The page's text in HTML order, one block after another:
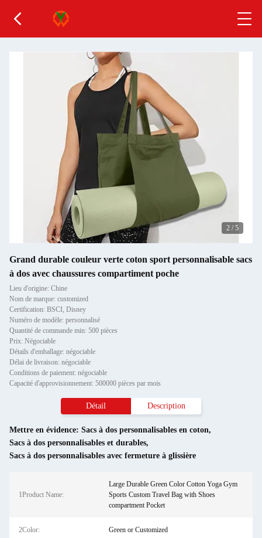
2 /5
Grand durable couleur verte coton sport personnalisable sacs
à dos avec chaussures compartiment poche
Lieu d'origine: Chine
Nom de marque: customized
Certification: BSCI, Disney
Numéro de modèle: personnalisé
Quantité de commande min: 500 pièces
Prix: Négociable
Détails d'emballage: négociable
Délai de livraison: négociable
Conditions de paiement: négociable
Capacité d'approvisionnement: 500000 pièces par mois
Détail Description
Mettre en évidence: Sacs à dos personnalisables en coton,
Sacs à dos personnalisables et durables,
Sacs à dos personnalisables avec fermeture à glissière
1Product Name:
Large Durable Green Color Cotton Yoga Gym
Sports Custom Travel Bag with Shoes
compartment Pocket
2Color: Green or Customized